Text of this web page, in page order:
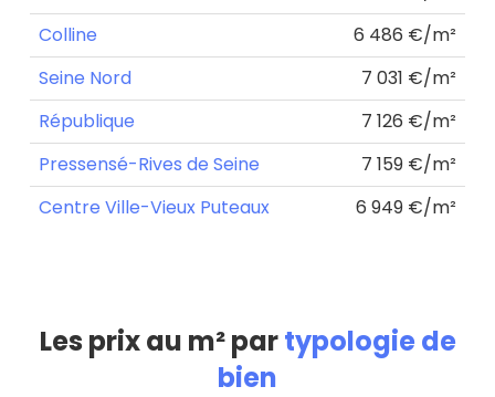
Colline
6 486 €/m²
Seine Nord
7 031 €/m²
République
7 126 €/m²
Pressensé-Rives de Seine
7 159 €/m²
Centre Ville-Vieux Puteaux
6 949 €/m²
Les prix au m² partypologie de
bien